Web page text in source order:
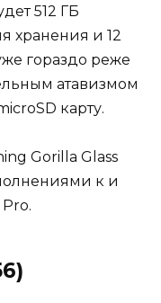
512 ГБ
хранения и 12
гораздо реже
атавизмом
карту.
Gorilla Glass
к и